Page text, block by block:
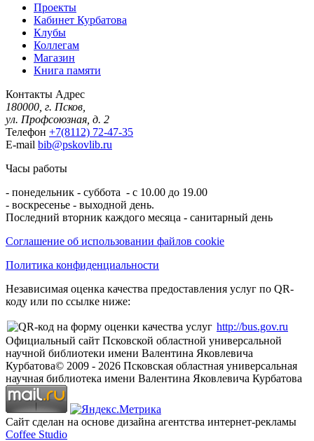
Проекты
Кабинет Курбатова
Клубы
Коллегам
Магазин
Книга памяти
Контакты Адрес
180000, г. Псков,
ул. Профсоюзная, д. 2
Телефон +7(8112) 72-47-35
E-mail bib@pskovlib.ru
Часы работы
- понедельник - суббота - с 10.00 до 19.00
- воскресенье - выходной день.
Последний вторник каждого месяца - санитарный день
Соглашение об использовании файлов cookie
Политика конфиденциальности
Независимая оценка качества предоставления услуг по QR-
коду или по ссылке ниже:
http://bus.gov.ru
Официальный сайт Псковской областной универсальной
научной библиотеки имени Валентина Яковлевича
Курбатова© 2009 - 2026 Псковская областная универсальная
научная библиотека имени Валентина Яковлевича Курбатова
Сайт сделан на основе дизайна агентства интернет-рекламы
Coffee Studio